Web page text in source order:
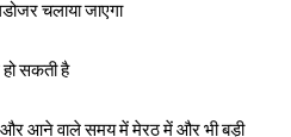
चलाया जाएगा
सकती है